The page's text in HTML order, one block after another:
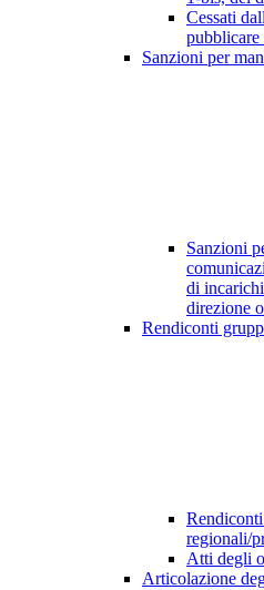
Cessati
Sanzioni per
Sanzioni
di
direzione
Rendiconti
regionali/
Atti degli
Articolazione